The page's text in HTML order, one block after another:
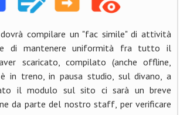
compilare un "fac simile" di attività
di mantenere uniformità fra tutto il
scaricato, compilato (anche offline,
in treno, in pausa studio, sul divano, a
il modulo sul sito ci sarà un breve
da parte del nostro staff, per verificare